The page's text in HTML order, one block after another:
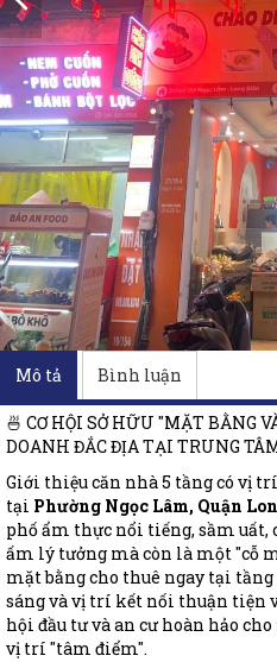
Mô tả Bình luận
🍜 CƠ HỘI SỞ HỮU "MẶT BẰNG
DOANH ĐẮC ĐỊA TẠI TRUNG
Giới thiệu căn nhà 5 tầng có vị
tại Phường Ngọc Lâm, Quận
phố ẩm thực nổi tiếng, sầm
ấm lý tưởng mà còn là một "cỗ
mặt bằng cho thuê ngay tại
sáng và vị trí kết nối thuận tiện
hội đầu tư và an cư hoàn hảo
vị trí "tâm điểm".